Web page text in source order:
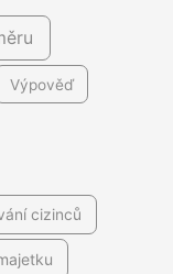
Výpověď
cizinců